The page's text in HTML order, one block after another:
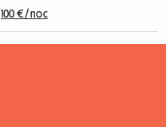
100 € / noc